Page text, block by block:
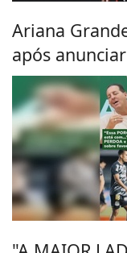
Ariana
após